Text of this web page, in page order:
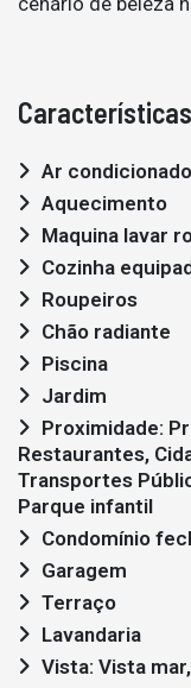
Ar condicionado
Aquecimento
Maquina lavar
Cozinha
Roupeiros
Chão radiante
Piscina
Jardim
Restaurantes,
Transportes
Parque infantil
Condomínio
Garagem
Terraço
Lavandaria
Vista: Vista